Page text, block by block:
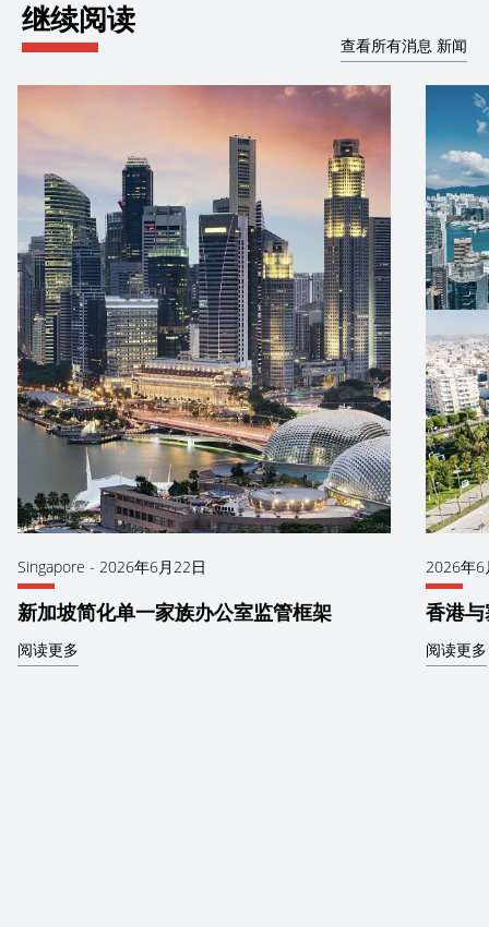
继续阅读
查看所有消息 新闻
Singapore - 2026年6月22日
新加坡简化单一家族办公室监管框架
阅读更多
2026年
香港
阅读更多